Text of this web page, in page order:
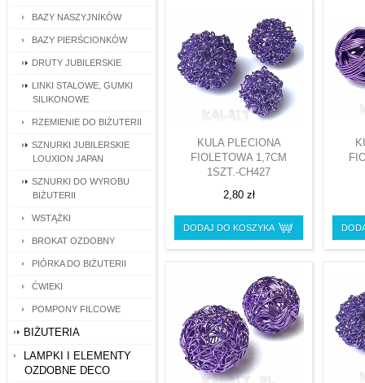
BAZY NASZYJNIKÓW
BAZY PIERŚCIONKÓW
DRUTY JUBILERSKIE
LINKI STALOWE, GUMKI
SILIKONOWE
RZEMIENIE DO BIŻUTERII
SZNURKI JUBILERSKIE
LOUXION JAPAN
SZNURKI DO WYROBU
BIŻUTERII
WSTĄŻKI
BROKAT OZDOBNY
PIÓRKA DO BIŻUTERII
ĆWIEKI
POMPONY FILCOWE
BIŻUTERIA
LAMPKI I ELEMENTY
OZDOBNE DECO
KULA PLECIONA
FIOLETOWA 1,7CM
1SZT.-CH427
2,80 zł
DODAJ DO KOSZYKA